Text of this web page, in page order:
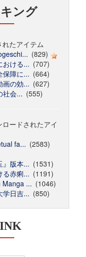
ング
たアイテム
(829)
おける... (707)
保障に... (664)
画の効... (627)
社会... (555)
ードされたアイ
fa... (2583)
』版本... (1531)
る赤痢... (1191)
Manga ... (1046)
学日吉... (850)